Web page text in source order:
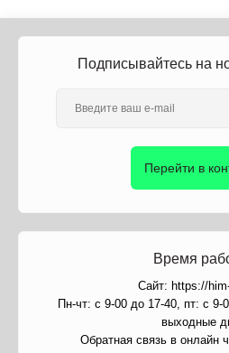
Подписывайтесь на
Перейти в
Время
Сайт: https://
Пн-чт: с 9-00 до 17-40, пт: с 9-
выходные
Обратная связь в онлайн